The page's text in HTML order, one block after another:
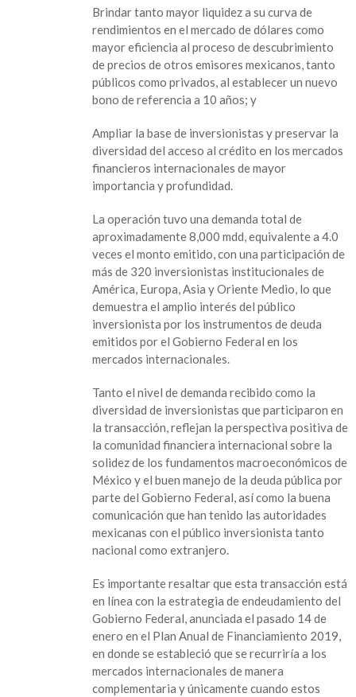
Brindar tanto mayor liquidez a su curva de
rendimientos en el mercado de dólares como
mayor eficiencia al proceso de descubrimiento
de precios de otros emisores mexicanos, tanto
públicos como privados, al establecer un nuevo
bono de referencia a 10 años; y
Ampliar la base de inversionistas y preservar la
diversidad del acceso al crédito en los mercados
financieros internacionales de mayor
importancia y profundidad.
La operación tuvo una demanda total de
aproximadamente 8,000 mdd, equivalente a 4.0
veces el monto emitido, con una participación de
más de 320 inversionistas institucionales de
América, Europa, Asia y Oriente Medio, lo que
demuestra el amplio interés del público
inversionista por los instrumentos de deuda
emitidos por el Gobierno Federal en los
mercados internacionales.
Tanto el nivel de demanda recibido como la
diversidad de inversionistas que participaron en
la transacción, reflejan la perspectiva positiva de
la comunidad financiera internacional sobre la
solidez de los fundamentos macroeconómicos de
México y el buen manejo de la deuda pública por
parte del Gobierno Federal, así como la buena
comunicación que han tenido las autoridades
mexicanas con el público inversionista tanto
nacional como extranjero.
Es importante resaltar que esta transacción está
en línea con la estrategia de endeudamiento del
Gobierno Federal, anunciada el pasado 14 de
enero en el Plan Anual de Financiamiento 2019,
en donde se estableció que se recurriría a los
mercados internacionales de manera
complementaria y únicamente cuando estos